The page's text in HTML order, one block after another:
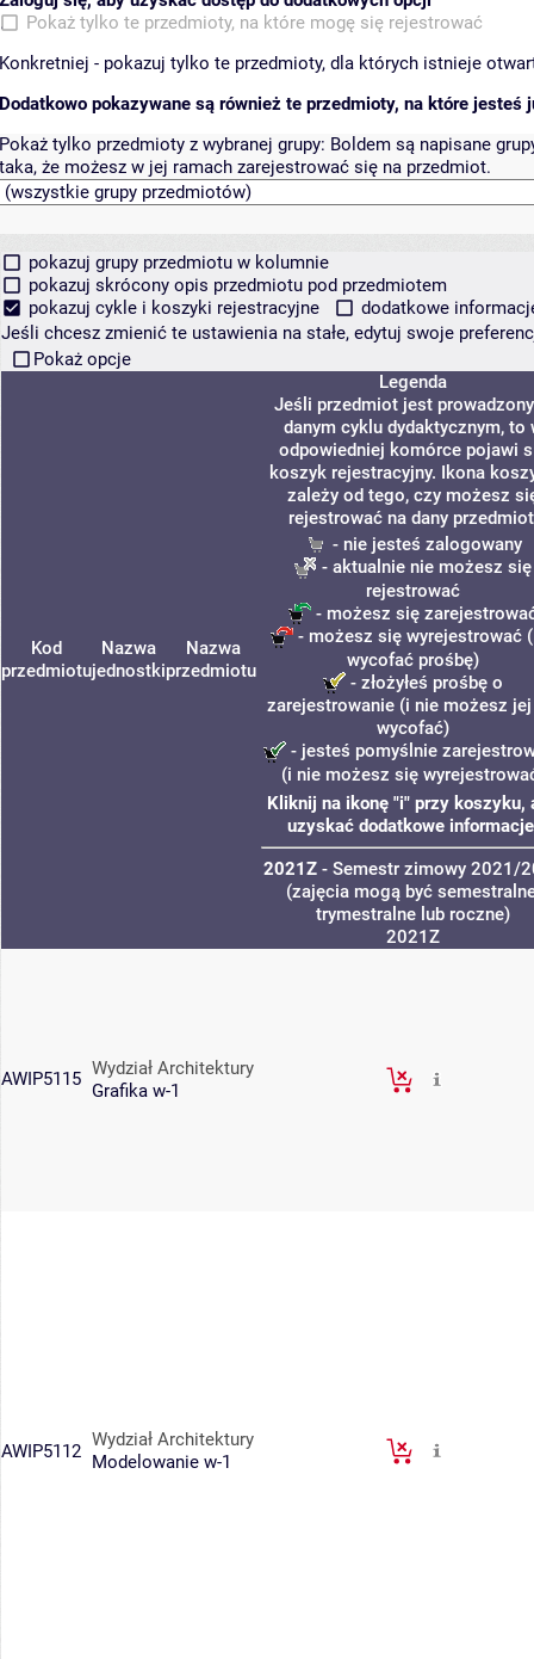
Pokaż tylko te przedmioty, na które mogę się rejestrować
Konkretniej - pokazuj tylko te przedmioty, dla których istnieje
Dodatkowo pokazywane są również te przedmioty, na które jesteś
Pokaż tylko przedmioty z wybranej grupy: Boldem są napisane
taka, że możesz w jej ramach zarejestrować się na przedmiot.
pokazuj grupy przedmiotu w kolumnie
pokazuj skrócony opis przedmiotu pod przedmiotem
pokazuj cykle i koszyki rejestracyjne
dodatkowe
Jeśli chcesz zmienić te ustawienia na stałe, edytuj swoje
Pokaż opcje
Kod
przedmiotu
Nazwa
jednostki
Nazwa
przedmiotu
Legenda
Jeśli przedmiot jest
danym cyklu dydaktycznym, to
odpowiedniej komórce pojawi
koszyk rejestracyjny. Ikona
zależy od tego, czy możesz
rejestrować na dany
- nie jesteś zalogowany
- aktualnie nie możesz się
rejestrować
- możesz się
- możesz się wyrejestrować
wycofać prośbę)
- złożyłeś prośbę o
zarejestrowanie (i nie możesz
wycofać)
- jesteś pomyślnie
(i nie możesz się
Kliknij na ikonę "i" przy koszyku,
uzyskać dodatkowe
2021Z- Semestr zimowy 2021/
(zajęcia mogą być
trymestralne lub roczne)
2021Z
AWIP5115 Wydział Architektury
Grafika w-1
AWIP5112
Wydział Architektury
Modelowanie w-1